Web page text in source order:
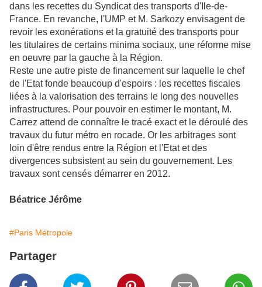
dans les recettes du Syndicat des transports d'Ile-de-
France. En revanche, l'UMP et M. Sarkozy envisagent de
revoir les exonérations et la gratuité des transports pour
les titulaires de certains minima sociaux, une réforme mise
en oeuvre par la gauche à la Région.
Reste une autre piste de financement sur laquelle le chef
de l'Etat fonde beaucoup d'espoirs : les recettes fiscales
liées à la valorisation des terrains le long des nouvelles
infrastructures. Pour pouvoir en estimer le montant, M.
Carrez attend de connaître le tracé exact et le déroulé des
travaux du futur métro en rocade. Or les arbitrages sont
loin d'être rendus entre la Région et l'Etat et des
divergences subsistent au sein du gouvernement. Les
travaux sont censés démarrer en 2012.
Béatrice Jérôme
#Paris Métropole
Partager